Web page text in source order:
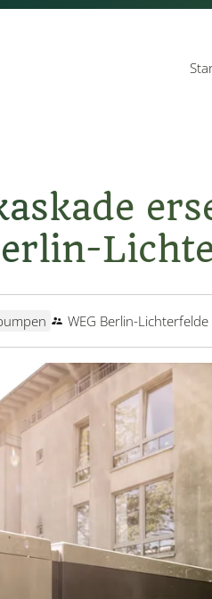
WEG Berlin-Lichterfelde